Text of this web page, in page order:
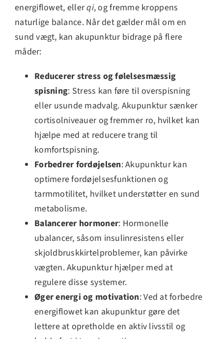
energiflowet, ellerqi, og fremme kroppens
naturlige balance. Når det gælder mål om en
sund vægt, kan akupunktur bidrage på flere
måder:
Reducerer stress og følelsesmæssig
spisning: Stress kan føre til overspisning
eller usunde madvalg. Akupunktur sænker
cortisolniveauer og fremmer ro, hvilket kan
hjælpe med at reducere trang til
komfortspisning.
Forbedrer fordøjelsen: Akupunktur kan
optimere fordøjelsesfunktionen og
tarmmotilitet, hvilket understøtter en sund
metabolisme.
Balancerer hormoner: Hormonelle
ubalancer, såsom insulinresistens eller
skjoldbruskkirtelproblemer, kan påvirke
vægten. Akupunktur hjælper med at
regulere disse systemer.
Øger energi og motivation: Ved at forbedre
energiflowet kan akupunktur gøre det
lettere at opretholde en aktiv livsstil og